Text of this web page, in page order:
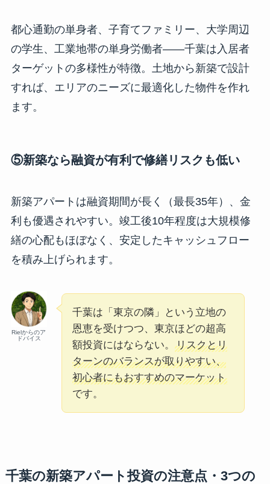
都心通勤の単身者、子育てファミリー、大学周辺
の学生、工業地帯の単身労働者——千葉は入居者
ターゲットの多様性が特徴。土地から新築で設計
すれば、エリアのニーズに最適化した物件を作れ
ます。
⑤新築なら融資が有利で修繕リスクも低い
新築アパートは融資期間が長く（最長35年）、金
利も優遇されやすい。竣工後10年程度は大規模修
繕の心配もほぼなく、安定したキャッシュフロー
を積み上げられます。
Rielからのア
ドバイス
千葉は「東京の隣」という立地の
恩恵を受けつつ、東京ほどの超高
額投資にはならない。
リスクとリ
ターンのバランスが取りやすい、
初心者にもおすすめのマーケット
です。
千葉の新築アパート投資の注意点・3つの